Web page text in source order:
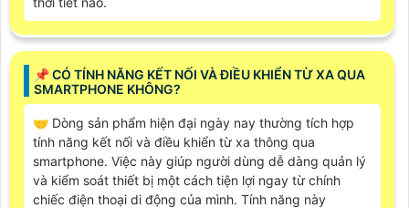
📌 CÓ TÍNH NĂNG KẾT NỐI VÀ ĐIỀU KHIỂN TỪ XA QUA
SMARTPHONE KHÔNG?
🤝 Dòng sản phẩm hiện đại ngày nay thường tích hợp
tính năng kết nối và điều khiển từ xa thông qua
smartphone. Việc này giúp người dùng dễ dàng quản lý
và kiểm soát thiết bị một cách tiện lợi ngay từ chính
chiếc điện thoại di động của mình. Tính năng này